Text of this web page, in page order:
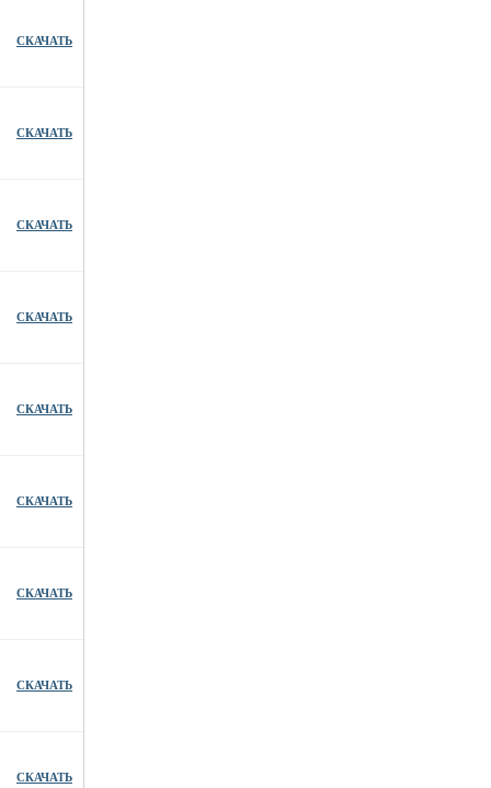
СКАЧАТЬ
СКАЧАТЬ
СКАЧАТЬ
СКАЧАТЬ
СКАЧАТЬ
СКАЧАТЬ
СКАЧАТЬ
СКАЧАТЬ
СКАЧАТЬ